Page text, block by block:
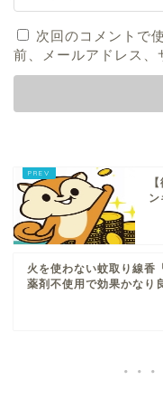
次回のコメントで
前、メールアドレス、
火を使わない蚊取り線香
薬剤不使用で効果かなり